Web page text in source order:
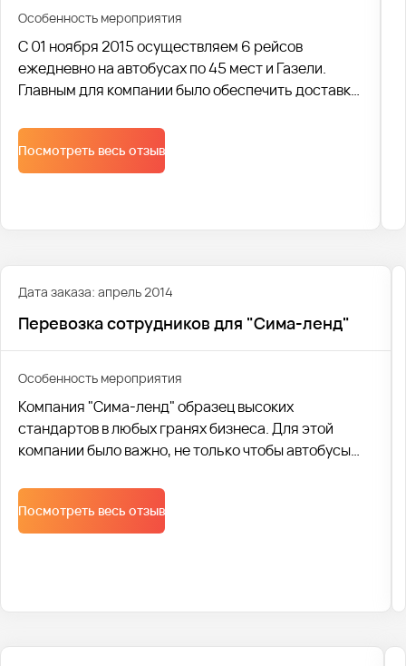
Особенность мероприятия
С 01 ноября 2015 осуществляем 6 рейсов
ежедневно на автобусах по 45 мест и Газели.
Главным для компании было обеспечить доставку
затратами. Специалисты Avtobus1 с легкостью
подобрали комфортный транспорт, учитывая
пожелания клиента.
Посмотреть весь отзыв
Дата заказа: апрель 2014
Перевозка сотрудников для "Сима-ленд"
Особенность мероприятия
Компания "Сима-ленд" образец высоких
стандартов в любых гранях бизнеса. Для этой
компании было важно, не только чтобы автобусы
Первостепенную роль играла вежливость
водителей. Ведь как непродуктивно начинать
рабочий день сотрудникам, если еще с утра им
– вежливое и доброжелательное общение с
Посмотреть весь отзыв